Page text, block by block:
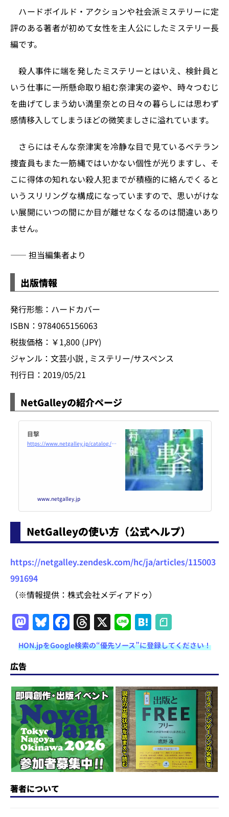
ハードボイルド・アクションや社会派ミステリーに定
評のある著者が初めて女性を主人公にしたミステリー長
編です。
殺人事件に端を発したミステリーとはいえ、検針員と
いう仕事に一所懸命取り組む奈津実の姿や、時々つむじ
を曲げてしまう幼い満里奈との日々の暮らしには思わず
感情移入してしまうほどの微笑ましさに溢れています。
さらにはそんな奈津実を冷静な目で見ているベテラン
捜査員もまた一筋縄ではいかない個性が光りますし、そ
こに得体の知れない殺人犯までが積極的に絡んでくると
いうスリリングな構成になっていますので、思いがけな
い展開にいつの間にか目が離せなくなるのは間違いあり
ません。
―― 担当編集者より
出版情報
発行形態：ハードカバー
ISBN：9784065156063
税抜価格：￥1,800 (JPY)
ジャンル：文芸小説 , ミステリー/サスペンス
刊行日：2019/05/21
NetGalleyの紹介ページ
目撃
https://www.netgalley.jp/catalog/book/164020
www.netgalley.jp
NetGalleyの使い方（公式ヘルプ）
https://netgalley.zendesk.com/hc/ja/articles/115003
991694
（※情報提供：株式会社メディアドゥ）
M
a
st
o
d
o
n
Bl
u
e
s
k
y
F
a
c
e
b
o
o
k
T
h
re
a
d
s
X Li
n
e
H
at
e
n
a
HON.jpをGoogle検索の“優先ソース”に登録してください！
広告
著者について